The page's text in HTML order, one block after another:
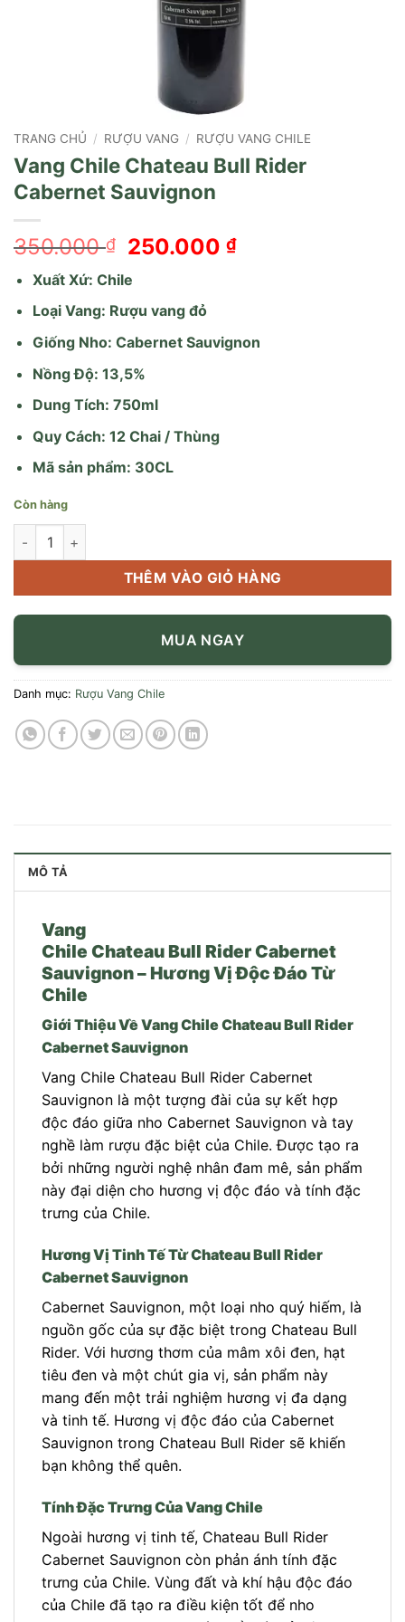
TRANG CHỦ / RƯỢU VANG / RƯỢU VANG CHILE
Vang Chile Chateau Bull Rider
Cabernet Sauvignon
350.000₫
Giá
là:
350.000 ₫.
250.000₫Giá
Xuất Xứ: Chile
Loại Vang: Rượu vang đỏ
Giống Nho: Cabernet Sauvignon
Nồng Độ: 13,5%
Dung Tích: 750ml
Quy Cách: 12 Chai / Thùng
Mã sản phẩm: 30CL
Còn hàng
Vang Chile Chateau Bull Rider Cabernet Sauvignon số lượng
THÊM VÀO GIỎ HÀNG
MUA NGAY
Danh mục: Rượu Vang Chile
MÔ TẢ
Vang
Chile Chateau Bull Rider Cabernet
Sauvignon – Hương Vị Độc Đáo Từ
Chile
Giới Thiệu Về Vang Chile Chateau Bull Rider
Cabernet Sauvignon
Vang Chile Chateau Bull Rider Cabernet
Sauvignon là một tượng đài của sự kết hợp
độc đáo giữa nho Cabernet Sauvignon và tay
nghề làm rượu đặc biệt của Chile. Được tạo ra
bởi những người nghệ nhân đam mê, sản phẩm
này đại diện cho hương vị độc đáo và tính đặc
trưng của Chile.
Hương Vị Tinh Tế Từ Chateau Bull Rider
Cabernet Sauvignon
Cabernet Sauvignon, một loại nho quý hiếm, là
nguồn gốc của sự đặc biệt trong Chateau Bull
Rider. Với hương thơm của mâm xôi đen, hạt
tiêu đen và một chút gia vị, sản phẩm này
mang đến một trải nghiệm hương vị đa dạng
và tinh tế. Hương vị độc đáo của Cabernet
Sauvignon trong Chateau Bull Rider sẽ khiến
bạn không thể quên.
Tính Đặc Trưng Của Vang Chile
Ngoài hương vị tinh tế, Chateau Bull Rider
Cabernet Sauvignon còn phản ánh tính đặc
trưng của Chile. Vùng đất và khí hậu độc đáo
của Chile đã tạo ra điều kiện tốt để nho